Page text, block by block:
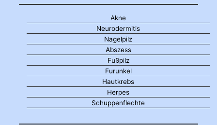
Akne
Neurodermitis
Nagelpilz
Abszess
Fußpilz
Furunkel
Hautkrebs
Herpes
Schuppenflechte